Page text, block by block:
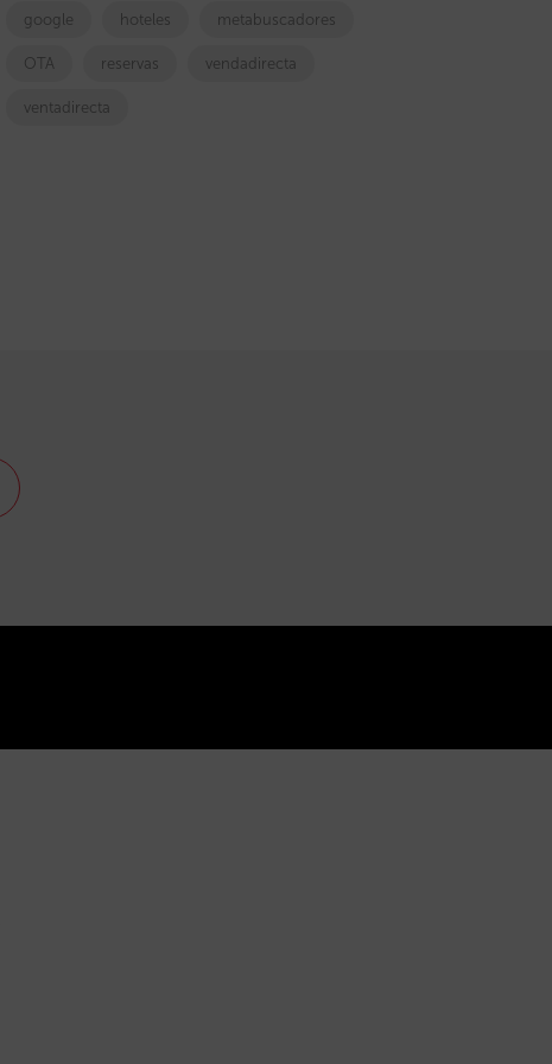
google hoteles metabuscadores
OTA reservas vendadirecta
ventadirecta